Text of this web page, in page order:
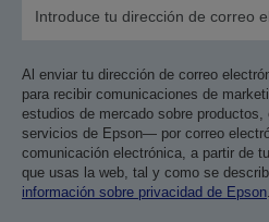
Al enviar tu dirección de correo
para recibir comunicaciones de
estudios de mercado sobre
servicios de Epson— por correo
comunicación electrónica, a partir de
que usas la web, tal y como se
información sobre privacidad de Epson.